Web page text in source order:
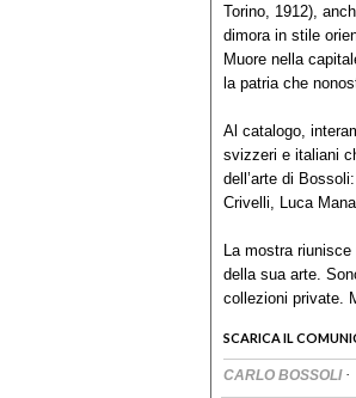
Torino, 1912),
dimora in stile
Muore nella
la patria che
Al catalogo,
svizzeri e italiani
dell’arte di
Crivelli, Luca
La mostra
della sua arte.
collezioni private.
SCARICA IL
CARLO BOSSOLI ·